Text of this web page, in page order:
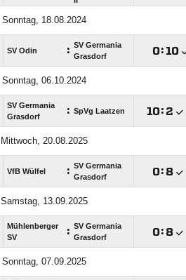
Sonntag, 18.08.2024
SV Odin : SV Germania
Grasdorf
:
Sonntag, 06.10.2024
SV Germania
Grasdorf
: SpVg Laatzen : 
Mittwoch, 20.08.2025
VfB Wülfel : SV Germania
Grasdorf
: 
Samstag, 13.09.2025
Mühlenberger
SV
: SV Germania
Grasdorf
: 
Sonntag, 07.09.2025